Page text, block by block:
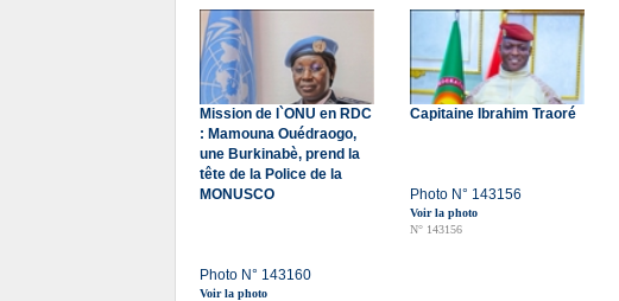
Mission de l`ONU en RDC
: Mamouna Ouédraogo,
une Burkinabè, prend la
tête de la Police de la
MONUSCO
Photo N° 143160
Voir la photo
Capitaine Ibrahim Traoré
Photo N° 143156
Voir la photo
N° 143156